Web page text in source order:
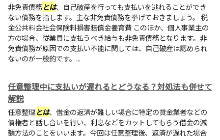
非免責債務とは、自己破産を行っても支払いを逃れることができ
ない債務を指します。主な非免責債務を挙げておきましょう。 税
金公共料金社会保険料損害賠償金養育費 このほか、個人事業主の
方の場合、従業員に支払うべき給与も非免責債務となります。非
免責債務が原因での支払い不能に関しては、自己破産は認められ
ないのが一般的です。...
任意整理中に支払いが遅れるとどうなる？対処法も併せて
解説
任意整理とは、借金の返済が難しい場合に特定の貸金業者などの
債権者と話し合いを行い、利息などをカットしてもらう借金の減
額方法のことをいいます。今回は任意整理後、返済が遅れた場合